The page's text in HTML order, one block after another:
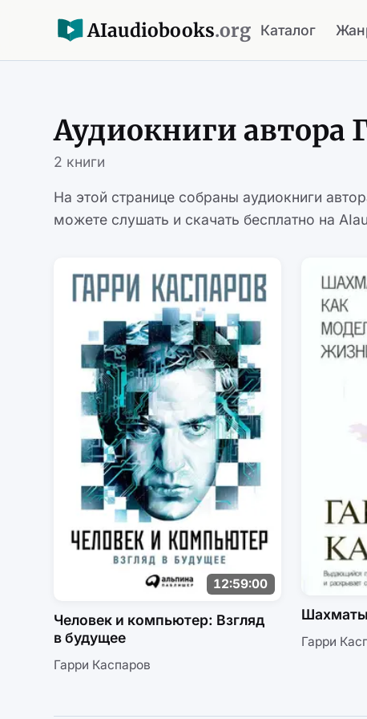
AIaudiobooks.org Каталог
Аудиокниги автора
2 книги
На этой странице собраны аудиокниги
можете слушать и скачать бесплатно на
12:59:00
Человек и компьютер: Взгляд
в будущее
Гарри Каспаров
Гарри